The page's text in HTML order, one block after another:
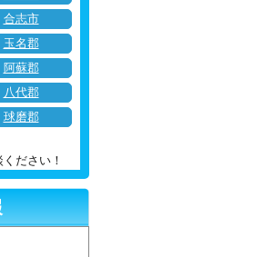
合志市
玉名郡
阿蘇郡
八代郡
球磨郡
ださい！